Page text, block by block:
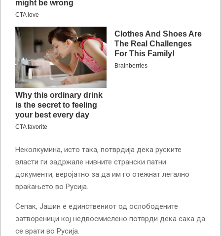
Неколкумина, исто така, потврдија дека руските
власти ги задржале нивните странски патни
документи, веројатно за да им го отежнат легално
враќањето во Русија.
Сепак, Јашин е единствениот од ослободените
затвореници кој недвосмислено потврди дека сака да
се врати во Русија.